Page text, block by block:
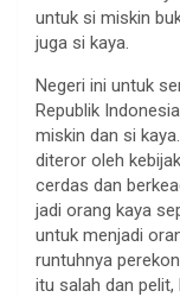
untuk si miskin
juga si kaya.
Negeri ini untuk
Republik
miskin dan si
diteror oleh
cerdas dan
jadi orang kaya
untuk menjadi
runtuhnya
itu salah dan pelit,